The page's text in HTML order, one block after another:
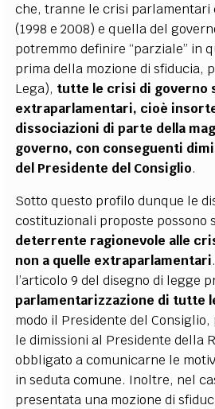
che, tranne le crisi parlamentari
(1998 e 2008) e quella del
potremmo definire “parziale” in
prima della mozione di sfiducia,
Lega), tutte le crisi di governo
extraparlamentari, cioè
dissociazioni di parte della
governo, con conseguenti
del Presidente del Consiglio.
Sotto questo profilo dunque le
costituzionali proposte possono
deterrente ragionevole alle
non a quelle extraparlamentari
l’articolo 9 del disegno di legge
parlamentarizzazione di tutte
modo il Presidente del
le dimissioni al Presidente della
obbligato a comunicarne le
in seduta comune. Inoltre, nel
presentata una mozione di